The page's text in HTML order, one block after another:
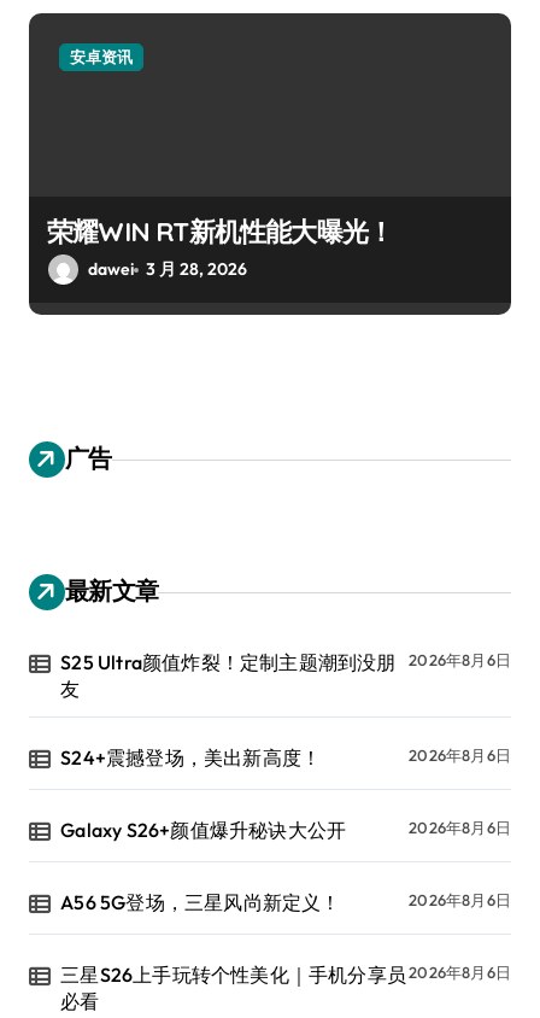
安卓资讯
荣耀WIN RT新机性能大曝光！
dawei 3 月 28, 2026
广告
最新文章
S25 Ultra颜值炸裂！定制主题潮到没朋
友
2026年8月6日
S24+震撼登场，美出新高度！ 2026年8月6日
Galaxy S26+颜值爆升秘诀大公开 2026年8月6日
A56 5G登场，三星风尚新定义！ 2026年8月6日
三星S26上手玩转个性美化｜手机分享员
必看
2026年8月6日